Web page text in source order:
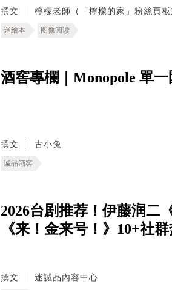
撰文 檸檬老師（「檸檬的家」粉絲頁板
迷繪本 图像阅读
酒窖專欄｜Monopole 單
撰文 古小兔
诚品酒窖
2026台剧推荐！伊藤润二
《来！金来号！》10+社
撰文 迷誠品內容中心